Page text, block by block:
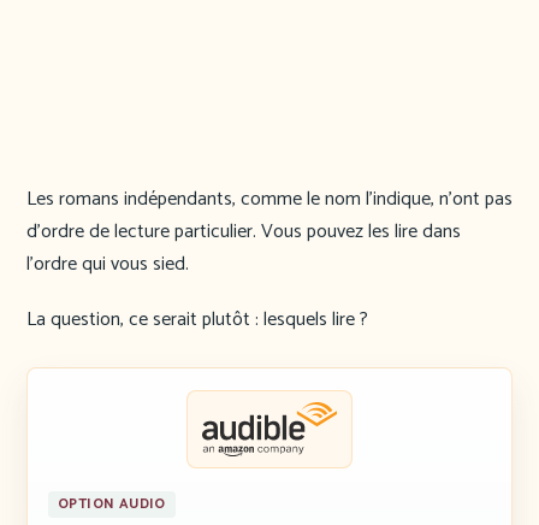
Les romans indépendants, comme le nom l’indique, n’ont pas
d’ordre de lecture particulier. Vous pouvez les lire dans
l’ordre qui vous sied.
La question, ce serait plutôt : lesquels lire ?
OPTION AUDIO